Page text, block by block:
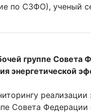
по СЗФО), ученый
группе Совета
энергетической
реализации
Совета